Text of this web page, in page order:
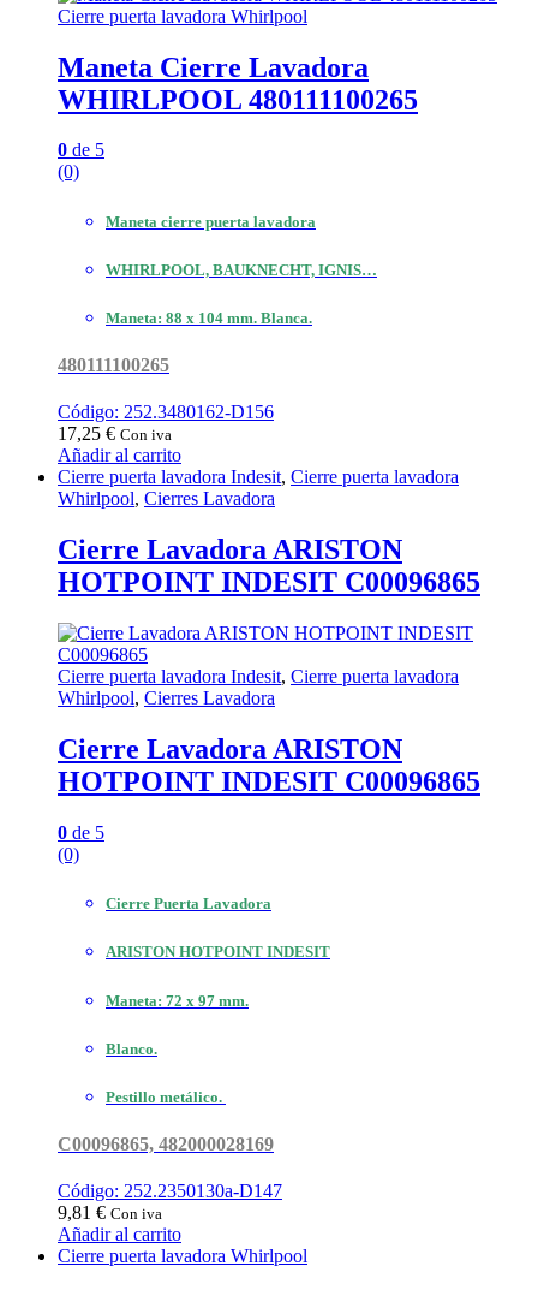
Cierre puerta lavadora Whirlpool
Maneta Cierre Lavadora
WHIRLPOOL 480111100265
0 de 5
(0)
Maneta cierre puerta lavadora
WHIRLPOOL, BAUKNECHT, IGNIS…
Maneta: 88 x 104 mm. Blanca.
480111100265
Código: 252.3480162-D156
17,25 € Con iva
Añadir al carrito
Cierre puerta lavadora Indesit, Cierre puerta lavadora
Whirlpool, Cierres Lavadora
Cierre Lavadora ARISTON
HOTPOINT INDESIT C00096865
Cierre puerta lavadora Indesit, Cierre puerta lavadora
Whirlpool, Cierres Lavadora
Cierre Lavadora ARISTON
HOTPOINT INDESIT C00096865
0 de 5
(0)
Cierre Puerta Lavadora
ARISTON HOTPOINT INDESIT
Maneta: 72 x 97 mm.
Blanco.
Pestillo metálico.
C00096865, 482000028169
Código: 252.2350130a-D147
9,81 € Con iva
Añadir al carrito
Cierre puerta lavadora Whirlpool